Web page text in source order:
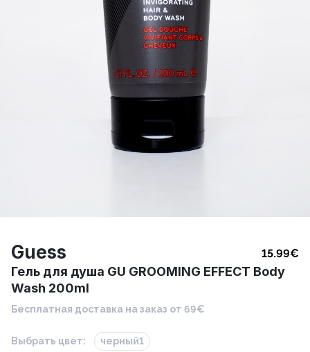
Guess 15.99€
Гель для душа GU GROOMING EFFECT Body
Wash 200ml
Бесплатная доставка на заказ от 69€
Выбрать цвет: черный1